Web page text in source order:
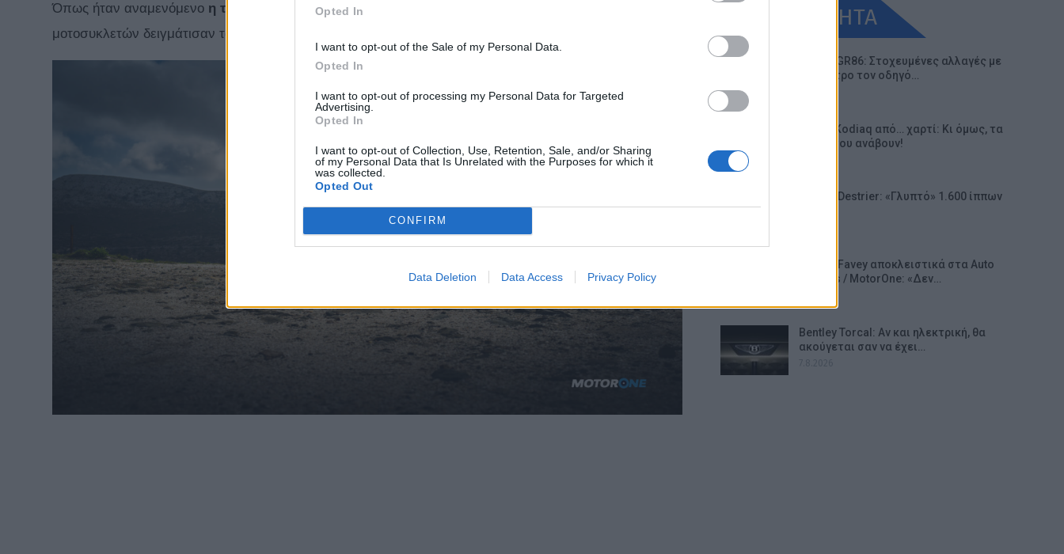
Opted In
I want to opt-out of the Sale of my Personal Data.
Opted In
I want to opt-out of processing my Personal Data for Targeted
Advertising.
Opted In
I want to opt-out of Collection, Use, Retention, Sale, and/or Sharing
of my Personal Data that Is Unrelated with the Purposes for which it
was collected.
Opted Out
CONFIRM
Data Deletion Data Access Privacy Policy
Όπως ήταν αναμενόμενο η τάση δεν θα μπορούσε να περάσει απαρατήρητη
μοτοσυκλετών δειγμάτισαν τα πρώτα μοντέλα.
ΕΠΙΚΑΙΡΟΤΗΤΑ
Toyota GR86: Στοχευμένες αλλαγές με
επίκεντρο τον οδηγό…
Skoda Kodiaq από… χαρτί: Κι όμως, τα
φώτα του ανάβουν!
Bugatti Destrier: «Γλυπτό» 1.600 ίππων
Ο Alain Favey αποκλειστικά στα Auto
Express / MotorOne: «Δεν…
Bentley Torcal: Αν και ηλεκτρική, θα
ακούγεται σαν να έχει…